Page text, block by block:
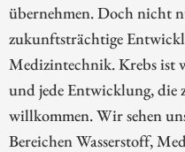
übernehmen. Doch nicht
zukunftsträchtige
Medizintechnik. Krebs ist
und jede Entwicklung, die
willkommen. Wir sehen
Bereichen Wasserstoff,